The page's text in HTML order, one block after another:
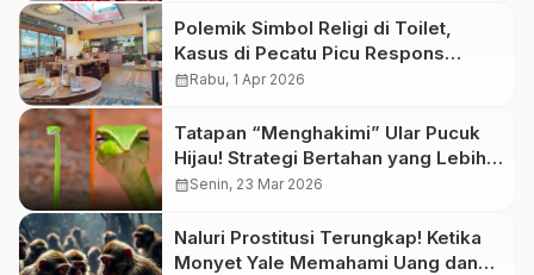
Polemik Simbol Religi di Toilet,
Kasus di Pecatu Picu Respons
Organisasi
calendar_monthRabu, 1 Apr 2026
Tatapan “Menghakimi” Ular Pucuk
Hijau! Strategi Bertahan yang Lebih
Mengintimidasi daripada Menyerang
calendar_monthSenin, 23 Mar 2026
Naluri Prostitusi Terungkap! Ketika
Monyet Yale Memahami Uang dan